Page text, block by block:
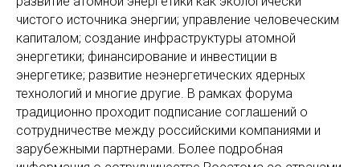
чистого источника энергии; управление человеческим
капиталом; создание инфраструктуры атомной
энергетики; финансирование и инвестиции в
энергетике; развитие неэнергетических ядерных
технологий и многие другие. В рамках форума
традиционно проходит подписание соглашений о
сотрудничестве между российскими компаниями и
зарубежными партнерами. Более подробная